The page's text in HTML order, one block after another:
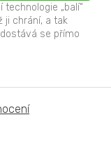
„balí“
ji chrání, a tak
se přímo